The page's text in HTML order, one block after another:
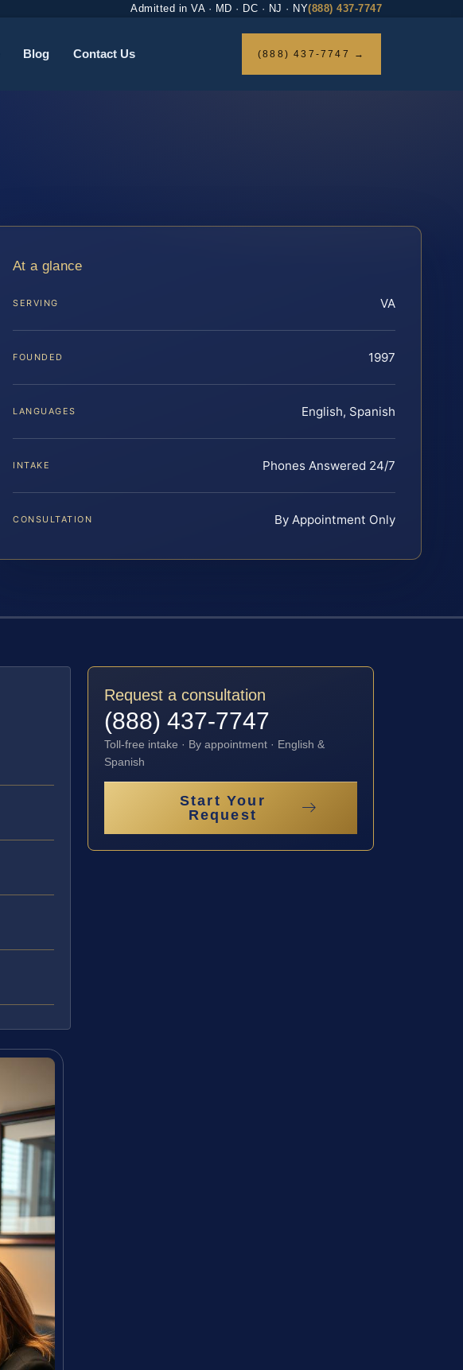
Admitted in VA · MD · DC · NJ · NY(888) 437-7747
Blog Contact Us (888) 437-7747 →
At a glance
SERVING VA
FOUNDED 1997
LANGUAGES English, Spanish
INTAKE Phones Answered 24/7
CONSULTATION By Appointment Only
Request a consultation
(888) 437-7747
Toll-free intake · By appointment · English &
Spanish
Start Your
Request